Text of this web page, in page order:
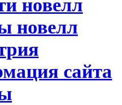
новелл
новелл
сайта